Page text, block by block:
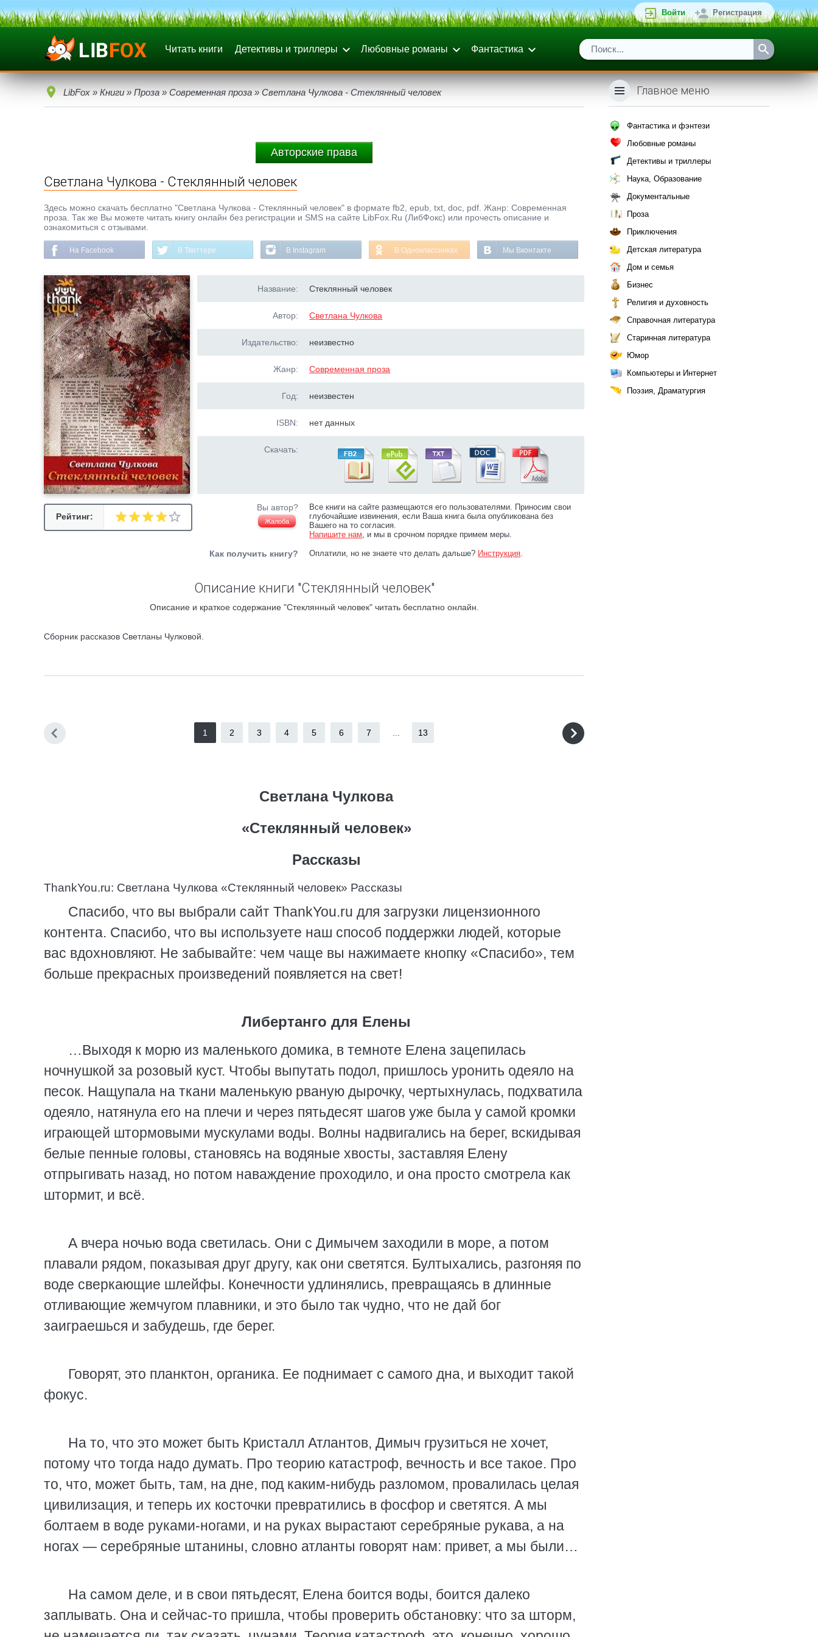
Войти Регистрация
Читать книги Детективы и триллеры Любовные романы Фантастика
LibFox » Книги » Проза » Современная проза » Светлана Чулкова - Стеклянный человек
Авторские права
Светлана Чулкова - Стеклянный человек
Здесь можно скачать бесплатно "Светлана Чулкова - Стеклянный человек" в формате fb2, epub, txt, doc, pdf. Жанр: Современная
проза. Так же Вы можете читать книгу онлайн без регистрации и SMS на сайте LibFox.Ru (ЛибФокс) или прочесть описание и
ознакомиться с отзывами.
На Facebook В Твиттере В Instagram В Одноклассниках Мы Вконтакте
Рейтинг:
Название: Стеклянный человек
Автор: Светлана Чулкова
Издательство: неизвестно
Жанр: Современная проза
Год: неизвестен
ISBN: нет данных
Скачать:
Вы автор?
Жалоба
Все книги на сайте размещаются его пользователями. Приносим свои
глубочайшие извинения, если Ваша книга была опубликована без
Вашего на то согласия.
Напишите нам, и мы в срочном порядке примем меры.
Как получить книгу? Оплатили, но не знаете что делать дальше? Инструкция.
Описание книги "Стеклянный человек"
Описание и краткое содержание "Стеклянный человек" читать бесплатно онлайн.
Сборник рассказов Светланы Чулковой.
1 2 3 4 5 6 7 13
Светлана Чулкова
«Стеклянный человек»
Рассказы
ThankYou.ru: Светлана Чулкова «Стеклянный человек» Рассказы
Спасибо, что вы выбрали сайт ThankYou.ru для загрузки лицензионного
контента. Спасибо, что вы используете наш способ поддержки людей, которые
вас вдохновляют. Не забывайте: чем чаще вы нажимаете кнопку «Спасибо», тем
больше прекрасных произведений появляется на свет!
Либертанго для Елены
…Выходя к морю из маленького домика, в темноте Елена зацепилась
ночнушкой за розовый куст. Чтобы выпутать подол, пришлось уронить одеяло на
песок. Нащупала на ткани маленькую рваную дырочку, чертыхнулась, подхватила
одеяло, натянула его на плечи и через пятьдесят шагов уже была у самой кромки
играющей штормовыми мускулами воды. Волны надвигались на берег, вскидывая
белые пенные головы, становясь на водяные хвосты, заставляя Елену
отпрыгивать назад, но потом наваждение проходило, и она просто смотрела как
штормит, и всё.
А вчера ночью вода светилась. Они с Димычем заходили в море, а потом
плавали рядом, показывая друг другу, как они светятся. Бултыхались, разгоняя по
воде сверкающие шлейфы. Конечности удлинялись, превращаясь в длинные
отливающие жемчугом плавники, и это было так чудно, что не дай бог
заиграешься и забудешь, где берег.
Говорят, это планктон, органика. Ее поднимает с самого дна, и выходит такой
фокус.
На то, что это может быть Кристалл Атлантов, Димыч грузиться не хочет,
потому что тогда надо думать. Про теорию катастроф, вечность и все такое. Про
то, что, может быть, там, на дне, под каким-нибудь разломом, провалилась целая
цивилизация, и теперь их косточки превратились в фосфор и светятся. А мы
болтаем в воде руками-ногами, и на руках вырастают серебряные рукава, а на
ногах — серебряные штанины, словно атланты говорят нам: привет, а мы были…
На самом деле, и в свои пятьдесят, Елена боится воды, боится далеко
заплывать. Она и сейчас-то пришла, чтобы проверить обстановку: что за шторм,
Главное меню
Фантастика и фэнтези
Любовные романы
Детективы и триллеры
Наука, Образование
Документальные
Проза
Приключения
Детская литература
Дом и семья
Бизнес
Религия и духовность
Справочная литература
Старинная литература
Юмор
Компьютеры и Интернет
Поэзия, Драматургия